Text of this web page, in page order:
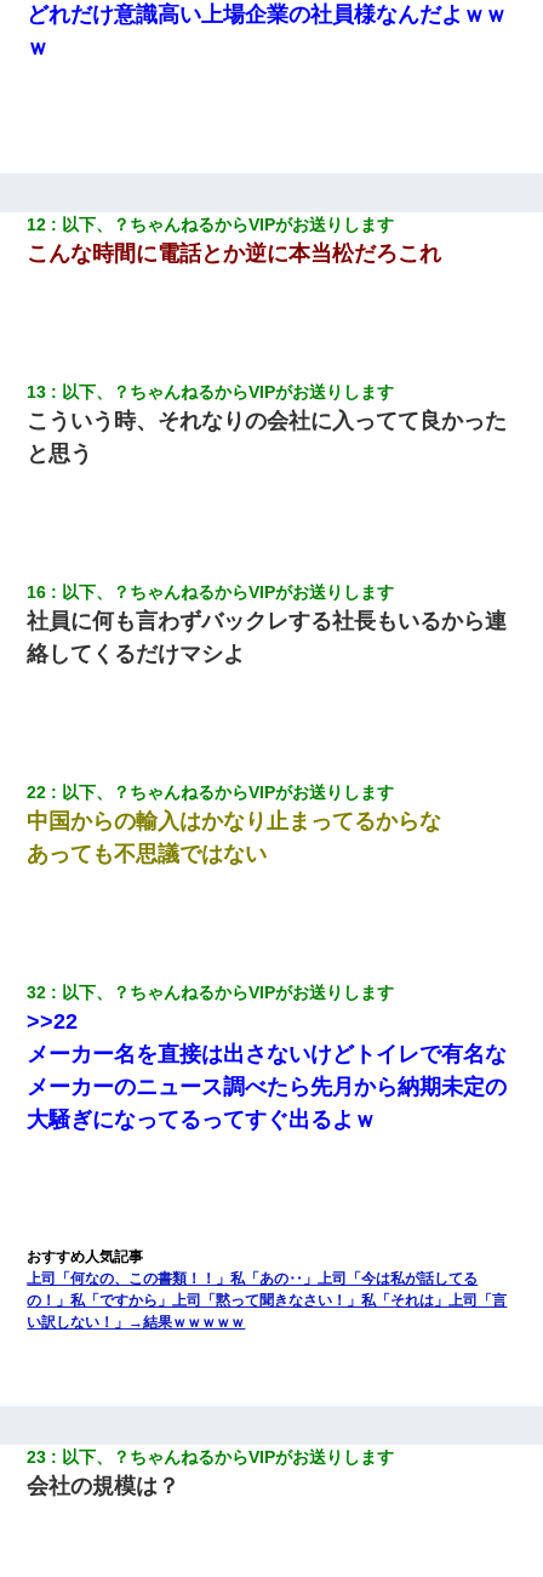
私『貯金貯まったし、やっと家建てられるね！』夫「実家を二世
っ」私『使った貯金はあげるから』→すると…
【悲報】お風呂で父親と姉が完全に行為してるんだが...
ナンパにほいほい付いていった私、地獄に落ちる
どれだけ意識高い上場企業の社員様なんだよｗｗ
ｗ
12 以下、？ちゃんねるからVIPがお送りします
こんな時間に電話とか逆に本当松だろこれ
13 以下、？ちゃんねるからVIPがお送りします
こういう時、それなりの会社に入ってて良かった
と思う
16 以下、？ちゃんねるからVIPがお送りします
社員に何も言わずバックレする社長もいるから連
絡してくるだけマシよ
22 以下、？ちゃんねるからVIPがお送りします
中国からの輸入はかなり 止 まってるからな
あっても不思議ではない
32 以下、？ちゃんねるからVIPがお送りします
>>22
メーカー名を直接は出さないけどトイレで有名な
メーカーのニュース調べたら先月から納期未定の
大騒ぎになってるってすぐ出るよｗ
上司「何なの、この書類！！」私「あの‥」上司「今は私が話してる
の！」私「ですから」上司「黙って聞きなさい！」私「それは」上司「言
い訳しない！」→結果ｗｗｗｗｗ
23 以下、？ちゃんねるからVIPがお送りします
会社の規模は？